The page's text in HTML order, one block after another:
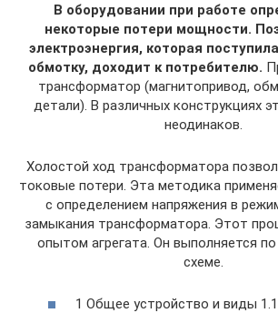
В оборудовании при работе
некоторые потери мощности.
электроэнергия, которая
обмотку, доходит к потребителю.
трансформатор (магнитопривод,
детали). В различных конструкциях
неодинаков.
Холостой ход трансформатора
токовые потери. Эта методика
с определением напряжения в
замыкания трансформатора. Этот
опытом агрегата. Он выполняется
схеме.
1 Общее устройство и виды